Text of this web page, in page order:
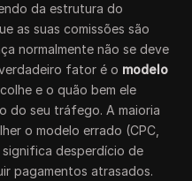
da estrutura do
as suas comissões são
normalmente não se deve
fator é o modelo
e o quão bem ele
do seu tráfego. A maioria
o modelo errado (CPC,
significa desperdício de
pagamentos atrasados.